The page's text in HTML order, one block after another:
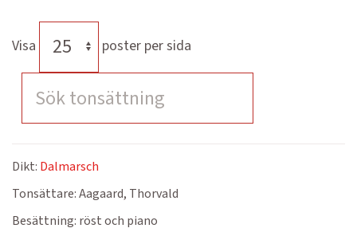
Visa poster per sida
Dikt: Dalmarsch
Tonsättare:Aagaard, Thorvald
Besättning: röst och piano